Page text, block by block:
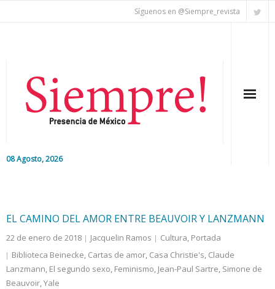
Síguenos en @Siempre_revista
08 Agosto, 2026
Nacional
Colaboradores
EL CAMINO DEL AMOR ENTRE BEAUVOIR Y LANZMANN
22 de enero de 2018 Jacquelin Ramos Cultura, Portada
Biblioteca Beinecke, Cartas de amor, Casa Christie's, Claude
Lanzmann, El segundo sexo, Feminismo, Jean-Paul Sartre, Simone de
Beauvoir,Yale